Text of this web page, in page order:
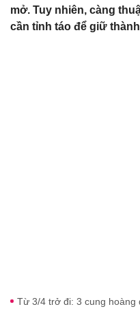
mở. Tuy nhiên, càng
cần tỉnh táo để giữ
Từ 3/4 trở đi: 3 cung hoàng